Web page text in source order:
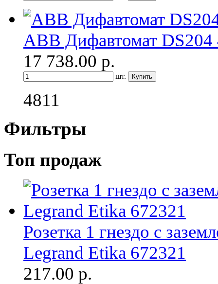
ABB Дифавтомат
17 738.00 р.
шт.
4811
Фильтры
Топ продаж
Розетка 1 гнездо с
Legrand Etika 672321
217.00 р.